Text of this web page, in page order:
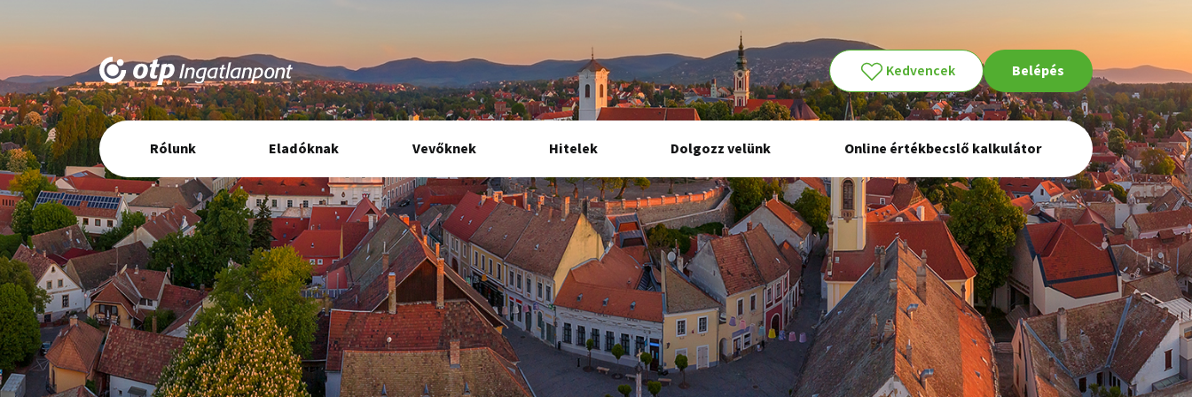
Kedvencek Belépés
Elsődleges
navigáció
Rólunk Eladóknak Vevőknek Hitelek Dolgozz velünk Online értékbecslő kalkulátor